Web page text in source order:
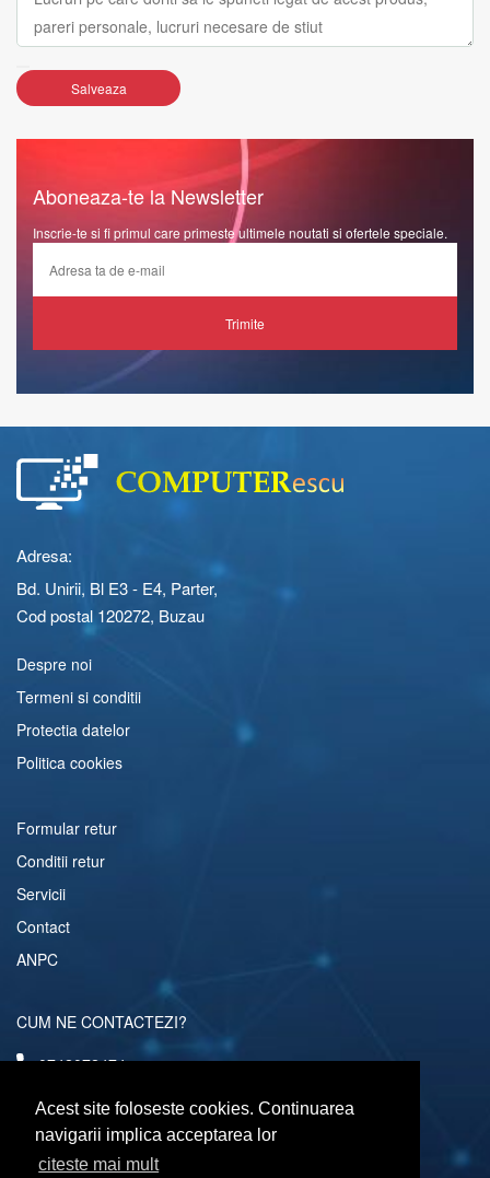
Acest site foloseste cookies. Continuarea
navigarii implica acceptarea lor
citeste mai mult
Salveaza
Aboneaza-te la Newsletter
Inscrie-te si fi primul care primeste ultimele noutati si ofertele speciale.
Trimite
Adresa:
Bd. Unirii, Bl E3 - E4, Parter,
Cod postal 120272, Buzau
Despre noi
Termeni si conditii
Protectia datelor
Politica cookies
Formular retur
Conditii retur
Servicii
Contact
ANPC
CUM NE CONTACTEZI?
0742072474
comenzi@computerescu.ro
URMARESTE-NE SI PE